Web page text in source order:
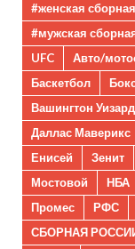
#женская сборная
#мужская
UFC
Авто/
Баскетбол
Вашингтон
Даллас Маверикс
Енисей
Зенит
Мостовой
НБА
Промес
РФС
СБОРНАЯ